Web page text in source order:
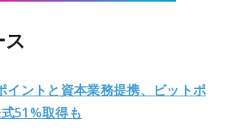
イントと資本業務提携、ビットポ
51%取得も